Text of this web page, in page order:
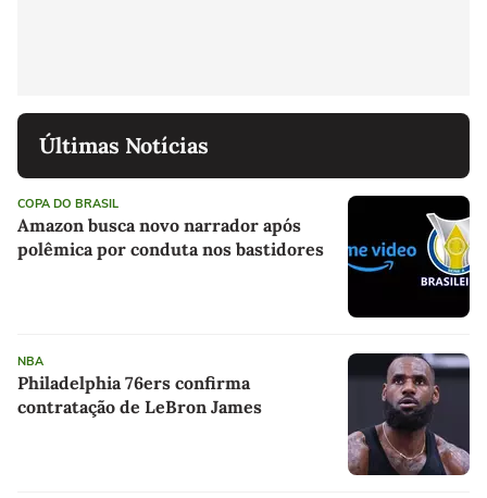
Últimas Notícias
COPA DO BRASIL
Amazon busca novo narrador após
polêmica por conduta nos bastidores
NBA
Philadelphia 76ers confirma
contratação de LeBron James